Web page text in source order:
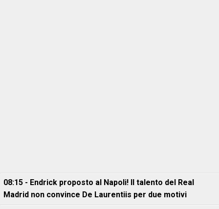
08:15 - Endrick proposto al Napoli! Il talento del Real
Madrid non convince De Laurentiis per due motivi